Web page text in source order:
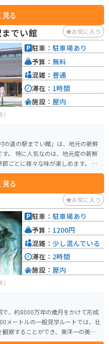
人気です。 また、お土産
芸品など、旅の思い出にぴったり
には、広い駐車場があるので安心
馬中村神社などの観光スポットも
です。道の駅 そうまでは、相馬の
見る
でい館 お気に入り
の道の駅までい館」は、地元の新鮮
新鮮
ごとに様々な味が楽しめます。 ま
人気があり、蕎麦打ち体験もでき
花の名所として知られる「花と歴史
谷美が楽しめる「阿武隈渓谷」な
満喫できるスポットです。
見る
駐車： 駐車場あり
予算： 無料
混雑： 普通
滞在： 1時間
施設： 屋内
お気に入り
、約8000万年の歳月をかけて形成
メートルの一般見学ルートでは、壮
察することができ、東洋一の美し
て約15度の温度が保たれており、
駐車： 駐車場あり
予算： 1200円
混雑： 少し混んでいる
滞在： 2時間
施設： 屋内